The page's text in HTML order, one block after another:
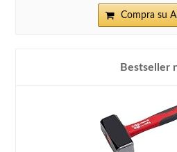
Compra su